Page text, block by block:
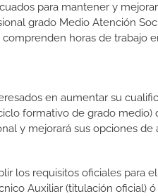
para mantener y
grado Medio Atención
horas de trabajo
en aumentar su
formativo de grado
y mejorará sus opciones de
los requisitos oficiales para
Auxiliar (titulación oficial)